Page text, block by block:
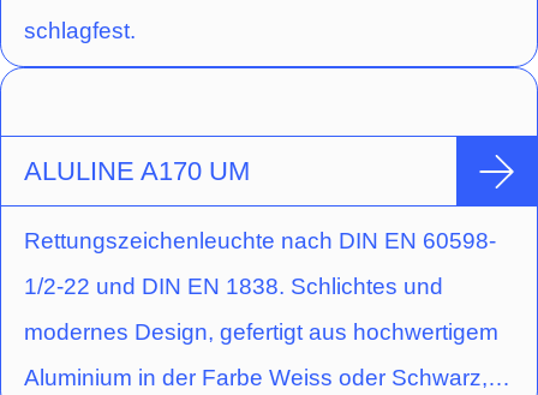
schlagfest.
ALULINE A170 UM
Rettungszeichenleuchte nach DIN EN 60598-
1/2-22 und DIN EN 1838. Schlichtes und
modernes Design, gefertigt aus hochwertigem
Aluminium in der Farbe Weiss oder Schwarz,